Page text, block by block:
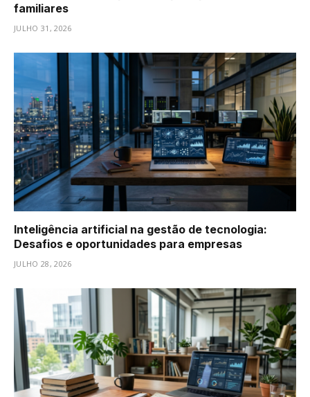
familiares
JULHO 31, 2026
Inteligência artificial na gestão de tecnologia:
Desafios e oportunidades para empresas
JULHO 28, 2026